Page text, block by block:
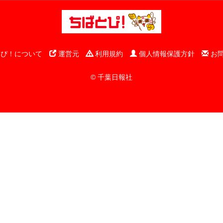
！について 運営元 利用規約 個人情報保護方針 お
© 千葉日報社